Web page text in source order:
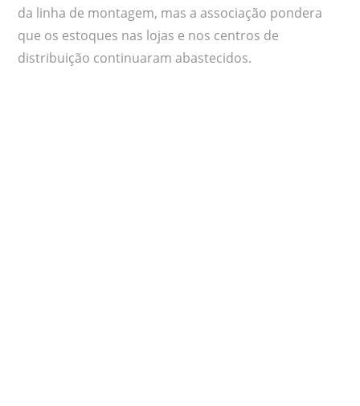
da linha de montagem, mas a associação pondera
que os estoques nas lojas e nos centros de
distribuição continuaram abastecidos.